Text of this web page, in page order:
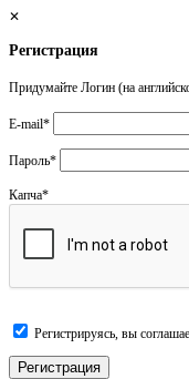
Регистрация
Придумайте Логин (на
E-mail*
Пароль*
Капча*
Регистрируясь, вы